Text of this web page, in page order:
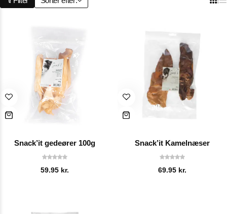
Snack’it gedeører 100g
59.95 kr.
Snack’it Kamelnæser
69.95 kr.